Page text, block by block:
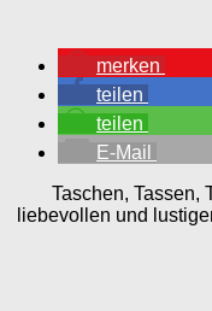
merken
teilen
teilen
E-Mail
Taschen, Tassen,
liebevollen und